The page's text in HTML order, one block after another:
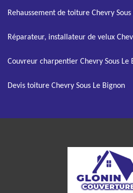
Rehaussement de toiture Chevry
Réparateur, installateur de velux
Couvreur charpentier Chevry Sous Le
Devis toiture Chevry Sous Le Bignon